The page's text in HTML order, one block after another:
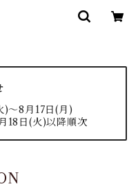
)〜8月17日(月)
18日(火)以降順次